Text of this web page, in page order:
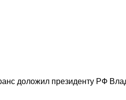
доложил президенту РФ